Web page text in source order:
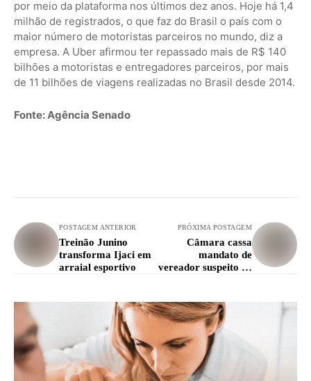
por meio da plataforma nos últimos dez anos. Hoje há 1,4
milhão de registrados, o que faz do Brasil o país com o
maior número de motoristas parceiros no mundo, diz a
empresa. A Uber afirmou ter repassado mais de R$ 140
bilhões a motoristas e entregadores parceiros, por mais
de 11 bilhões de viagens realizadas no Brasil desde 2014.
Fonte: Agência Senado
POSTAGEM ANTERIOR
Treinão Junino
transforma Ijaci em
arraial esportivo
PRÓXIMA POSTAGEM
Câmara cassa
mandato de
vereador suspeito de
Nepomuceno